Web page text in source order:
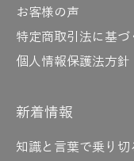
お客様の声
特定商取引法に基づ
個人情報保護法方針
新着情報
知識と言葉で乗り